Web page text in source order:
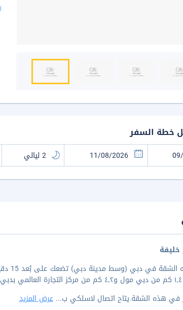
خطة السفر
في هذه الشقة.يتاح اتصال لاسلكي ب...عرض المزيد